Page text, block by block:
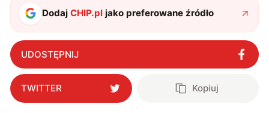
DodajCHIP.pl jako preferowane źródło
UDOSTĘPNIJ
TWITTER Kopiuj